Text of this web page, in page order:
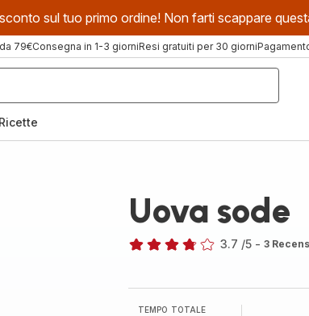
sul tuo primo ordine! Non farti scappare
79€Consegna in 1-3 giorniResi gratuiti per 30 giorni
Ricette
Uova sode
3.7 /5 - 3
TEMPO TOTALE